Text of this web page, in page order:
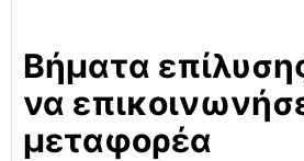
Βήματα
να
μεταφορέα